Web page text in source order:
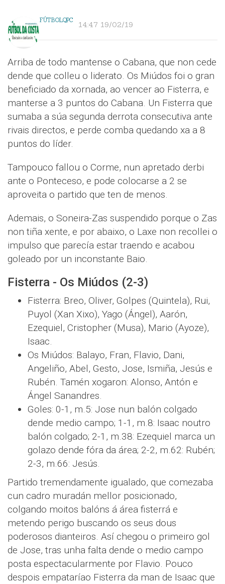
FÚTBOLQPC 14:47 19/02/19
Arriba de todo mantense o Cabana, que non cede
dende que colleu o liderato. Os Miúdos foi o gran
beneficiado da xornada, ao vencer ao Fisterra, e
manterse a 3 puntos do Cabana. Un Fisterra que
sumaba a súa segunda derrota consecutiva ante
rivais directos, e perde comba quedando xa a 8
puntos do líder.
Tampouco fallou o Corme, nun apretado derbi
ante o Ponteceso, e pode colocarse a 2 se
aproveita o partido que ten de menos.
Ademais, o Soneira-Zas suspendido porque o Zas
non tiña xente, e por abaixo, o Laxe non recollei o
impulso que parecía estar traendo e acabou
goleado por un inconstante Baio.
Fisterra - Os Miúdos (2-3)
Fisterra: Breo, Oliver, Golpes (Quintela), Rui,
Puyol (Xan Xixo), Yago (Ángel), Aarón,
Ezequiel, Cristopher (Musa), Mario (Ayoze),
Isaac.
Os Miúdos: Balayo, Fran, Flavio, Dani,
Angeliño, Abel, Gesto, Jose, Ismiña, Jesús e
Rubén. Tamén xogaron: Alonso, Antón e
Ángel Sanandres.
Goles: 0-1, m.5: Jose nun balón colgado
dende medio campo; 1-1, m.8: Isaac noutro
balón colgado; 2-1, m.38: Ezequiel marca un
golazo dende fóra da área; 2-2, m.62: Rubén;
2-3, m.66: Jesús.
Partido tremendamente igualado, que comezaba
cun cadro muradán mellor posicionado,
colgando moitos balóns á área fisterrá e
metendo perigo buscando os seus dous
poderosos dianteiros. Así chegou o primeiro gol
de Jose, tras unha falta dende o medio campo
posta espectacularmente por Flavio. Pouco
despois empataríao Fisterra da man de Isaac que